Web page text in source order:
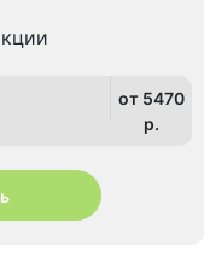
от 5470
p.